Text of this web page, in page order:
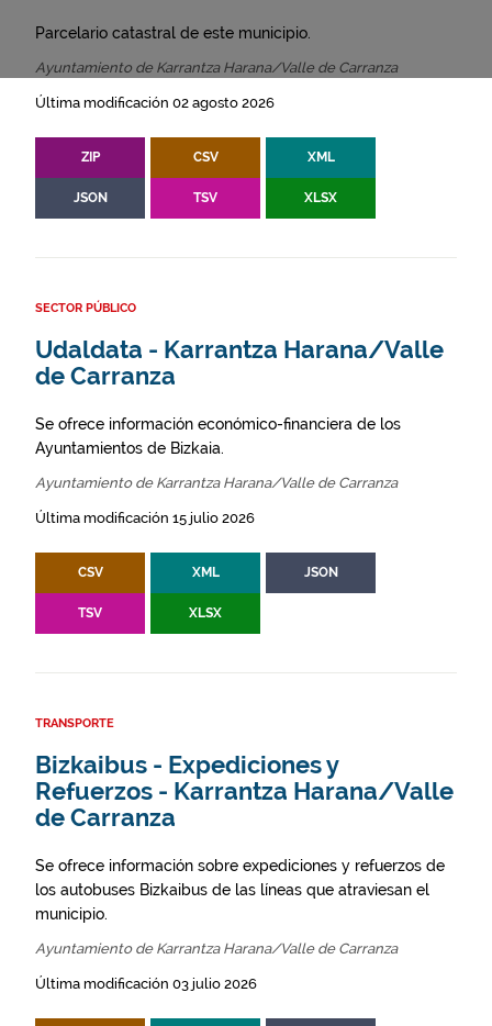
Parcelario catastral de este municipio.
Ayuntamiento de Karrantza Harana/Valle de Carranza
Última modificación 02 agosto 2026
ZIP CSV XML
JSON TSV XLSX
SECTOR PÚBLICO
Udaldata - Karrantza Harana/Valle
de Carranza
Se ofrece información económico-financiera de los
Ayuntamientos de Bizkaia.
Ayuntamiento de Karrantza Harana/Valle de Carranza
Última modificación 15 julio 2026
CSV XML JSON
TSV XLSX
TRANSPORTE
Bizkaibus - Expediciones y
Refuerzos - Karrantza Harana/Valle
de Carranza
Se ofrece información sobre expediciones y refuerzos de
los autobuses Bizkaibus de las líneas que atraviesan el
municipio.
Ayuntamiento de Karrantza Harana/Valle de Carranza
Última modificación 03 julio 2026